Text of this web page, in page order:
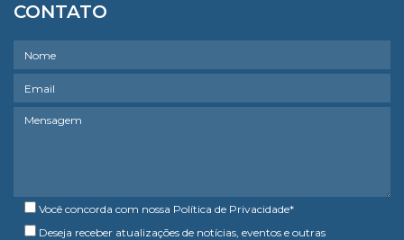
CONTATO
Você concorda com nossa Política de Privacidade*
Deseja receber atualizações de notícias, eventos e outras